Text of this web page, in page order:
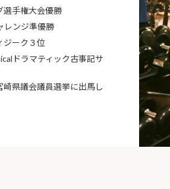
選手権大会優勝
レンジ準優勝
ジーク３位
ドラマティック古事記サ
県議会議員選挙に出馬し